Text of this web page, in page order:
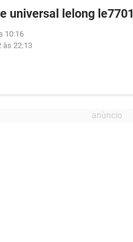
universal lelong le7701
10:16
às 22:13